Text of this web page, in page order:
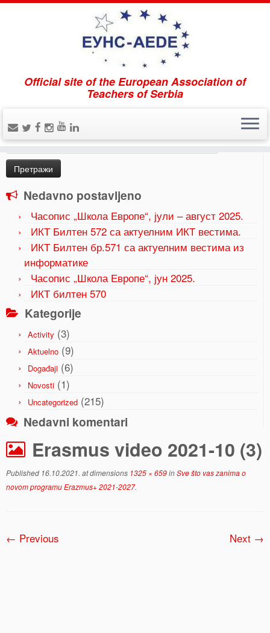
Official site of the European Association of
Teachers of Serbia
Home » Sve što vas zanima o novom programu
Erazmus+ 2021-2027 » Erasmus video 2021-10 (3)
Pretraži
Претрага
за:
Nedavno postavljeno
Часопис „Школа Европе“, јули – август 2025.
ИКТ Билтен 572 са актуелним ИКТ вестима.
ИКТ Билтен бр.571 са актуелним вестима из
информатике
Часопис „Школа Европе“, јун 2025.
ИКТ билтен 570
Kategorije
Activity (3)
Aktuelno (9)
Događaji (6)
Novosti (1)
Uncategorized (215)
Nedavni komentari
Erasmus video 2021-10 (3)
Published 16.10.2021. at dimensions 1325 × 659inSve što vas zanima o
novom programu Erazmus+ 2021-2027.
← Previous Next →